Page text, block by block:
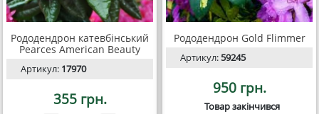
Рододендрон катевбінський
Pearces American Beauty
Артикул: 17970
355 грн.
Рододендрон Gold Flimmer
Артикул:59245
950 грн.
Товар закінчився